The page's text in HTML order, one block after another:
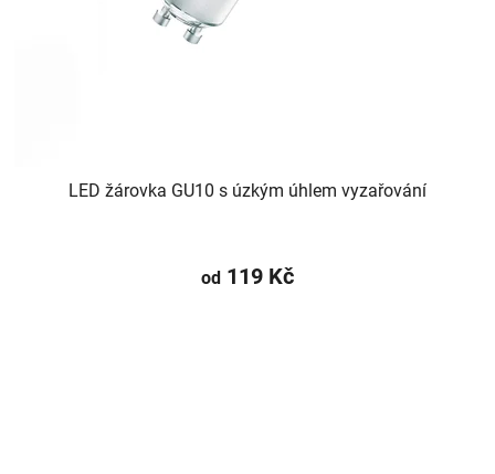
LED žárovka GU10 s úzkým úhlem vyzařování
od 119 Kč